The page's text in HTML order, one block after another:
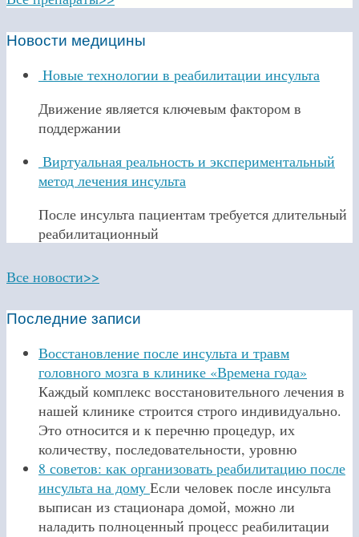
Новости медицины
Новые технологии в реабилитации инсульта
Движение является ключевым фактором в
поддержании
Виртуальная реальность и экспериментальный
метод лечения инсульта
После инсульта пациентам требуется длительный
реабилитационный
Все новости>>
Последние записи
Восстановление после инсульта и травм
головного мозга в клинике «Времена года»
Каждый комплекс восстановительного лечения в
нашей клинике строится строго индивидуально.
Это относится и к перечню процедур, их
количеству, последовательности, уровню
8 советов: как организовать реабилитацию после
инсульта на дому Если человек после инсульта
выписан из стационара домой, можно ли
наладить полноценный процесс реабилитации